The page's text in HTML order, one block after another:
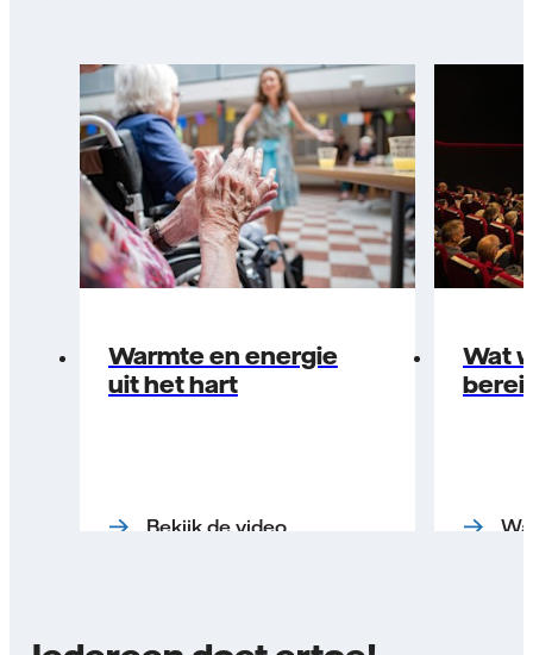
Warmte en energie
uit het hart
Bekijk de video
Wat